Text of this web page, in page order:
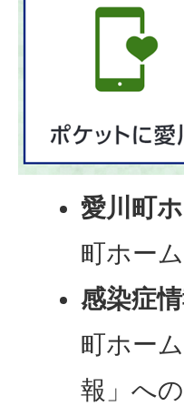
愛川町
町ホー
感染症
町ホー
報」へ